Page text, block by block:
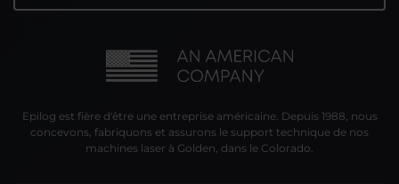
Epilog est fière d'être une entreprise américaine. Depuis 1988, nous
concevons, fabriquons et assurons le support technique de nos
machines laser à Golden, dans le Colorado.